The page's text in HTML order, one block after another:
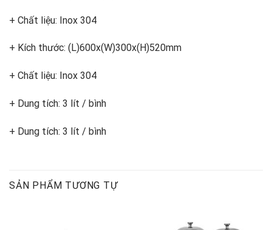
+ Chất liệu: Inox 304
+ Kích thước: (L)600x(W)300x(H)520mm
+ Chất liệu: Inox 304
+ Dung tích: 3 lít / bình
+ Dung tích: 3 lít / bình
SẢN PHẨM TƯƠNG TỰ